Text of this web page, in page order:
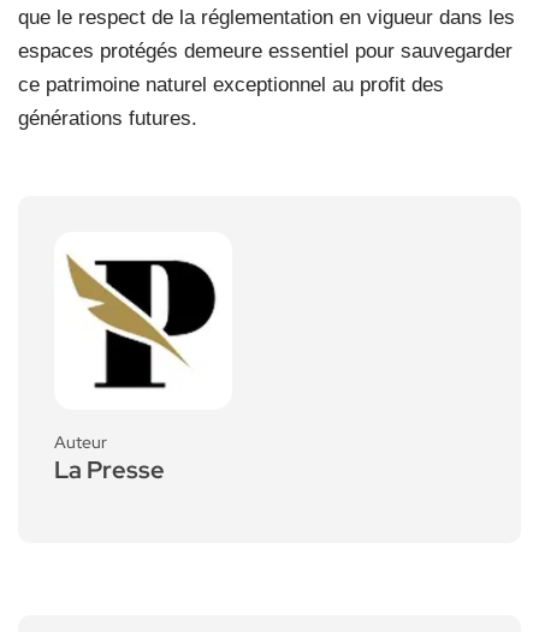
que le respect de la réglementation en vigueur dans les
espaces protégés demeure essentiel pour sauvegarder
ce patrimoine naturel exceptionnel au profit des
générations futures.
Auteur
La Presse